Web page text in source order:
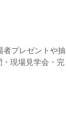
者プレゼントや抽
現場見学会・完